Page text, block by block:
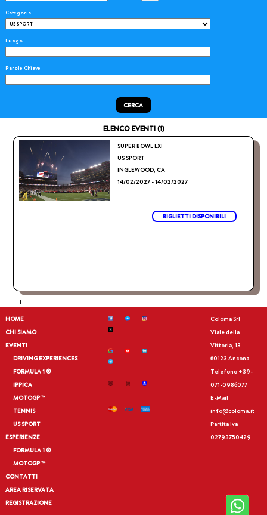
Categoria
Luogo
Parole Chiave
CERCA
ELENCO EVENTI (1)
SUPER BOWL LXI
US SPORT
INGLEWOOD, CA
14/02/2027 - 14/02/2027
BIGLIETTI DISPONIBILI
1
HOME
CHI SIAMO
EVENTI
DRIVING EXPERIENCES
FORMULA 1 ®
IPPICA
MOTOGP ™
TENNIS
US SPORT
ESPERIENZE
FORMULA 1 ®
MOTOGP ™
CONTATTI
AREA RISERVATA
REGISTRAZIONE
Coloma Srl
Viale della
Vittoria, 13
60123 Ancona
Telefono +39-
071-0986077
E-Mail
info@coloma.it
Partita Iva
02793750429